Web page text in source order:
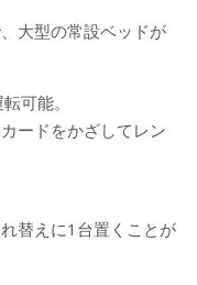
大型の常設ベッドが
可能。
ードをかざしてレン
替えに1台置くことが